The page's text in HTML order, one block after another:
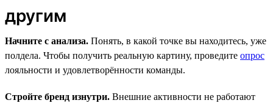
другим
Начните с анализа. Понять, в какой точке вы находитесь, уже
полдела. Чтобы получить реальную картину, проведите опрос
лояльности и удовлетворённости команды.
Стройте бренд изнутри. Внешние активности не работают